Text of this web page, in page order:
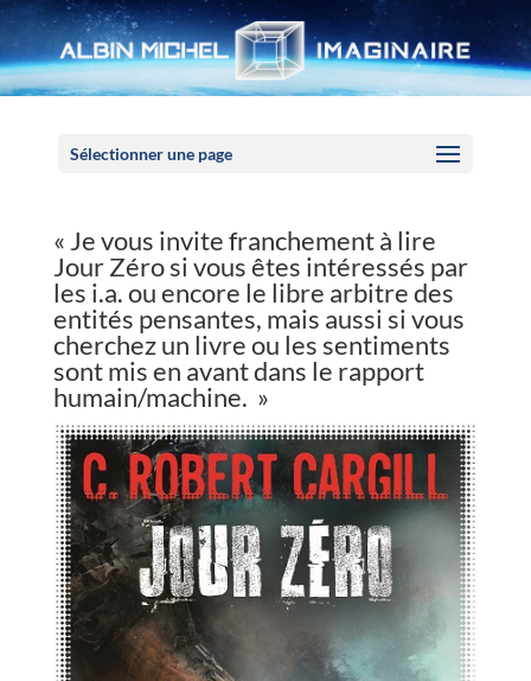
Sélectionner une page
« Je vous invite franchement à lire
Jour Zéro si vous êtes intéressés par
les i.a. ou encore le libre arbitre des
entités pensantes, mais aussi si vous
cherchez un livre ou les sentiments
sont mis en avant dans le rapport
humain/machine. »
Panneau de gestion des cookies